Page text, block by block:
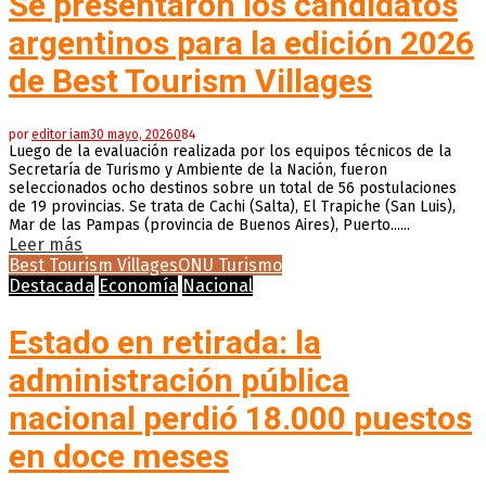
argentinos para la edición 2026
de Best Tourism Villages
poreditor iam30 mayo, 2026084
Luego de la evaluación realizada por los equipos técnicos de la
Secretaría de Turismo y Ambiente de la Nación, fueron
seleccionados ocho destinos sobre un total de 56 postulaciones
de 19 provincias. Se trata de Cachi (Salta), El Trapiche (San Luis),
Mar de las Pampas (provincia de Buenos Aires), Puerto......
Leer más
Best Tourism VillagesONU Turismo
Destacada Economía Nacional
Estado en retirada: la
administración pública
nacional perdió 18.000 puestos
en doce meses